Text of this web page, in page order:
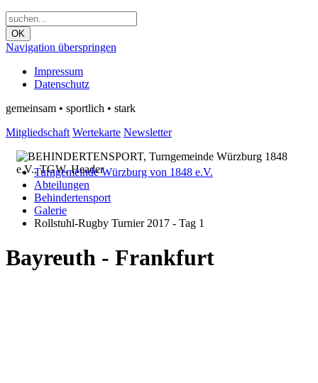
OK
Navigation überspringen
Impressum
Datenschutz
gemeinsam • sportlich • stark
Mitgliedschaft Wertekarte Newsletter
Turngemeinde Würzburg von 1848 e.V.
Abteilungen
Behindertensport
Galerie
Rollstuhl-Rugby Turnier 2017 - Tag 1
Bayreuth - Frankfurt